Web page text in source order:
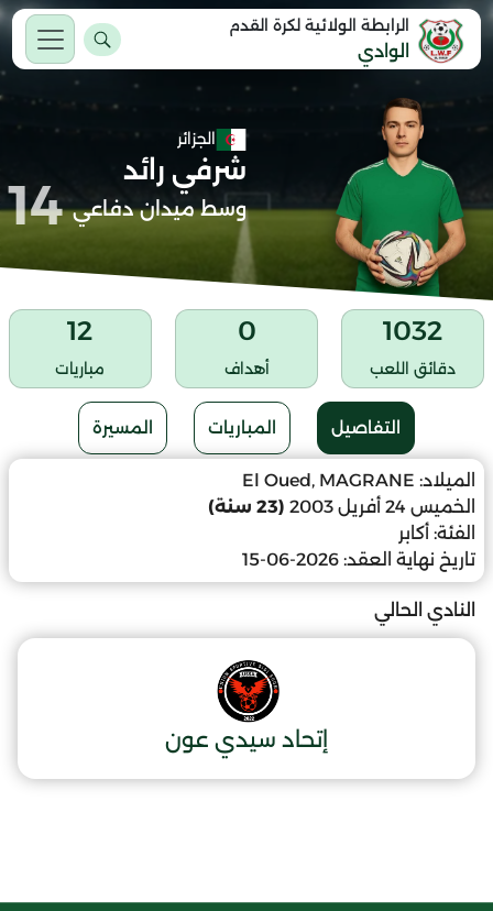
الرابطة الولائية لكرة القدم
الوادي
الجزائر
شرفي رائد
وسط ميدان دفاعي 14
1032
دقائق اللعب
0
أهداف
12
مباريات
التفاصيل المباريات المسيرة
الميلاد: El Oued, MAGRANE
الخميس 24 أفريل 2003
(23 سنة)
الفئة: أكابر
تاريخ نهاية العقد: 2026-06-15
النادي الحالي
إتحاد سيدي عون